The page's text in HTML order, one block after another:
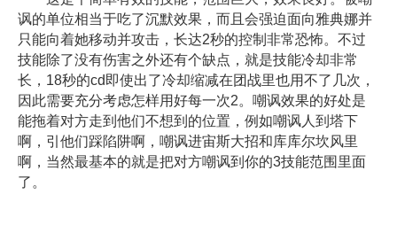
讽的单位相当于吃了沉默效果，而且会强迫面向雅典娜并
只能向着她移动并攻击，长达2秒的控制非常恐怖。不过
技能除了没有伤害之外还有个缺点，就是技能冷却非常
长，18秒的cd即使出了冷却缩减在团战里也用不了几次，
因此需要充分考虑怎样用好每一次2。嘲讽效果的好处是
能拖着对方走到他们不想到的位置，例如嘲讽人到塔下
啊，引他们踩陷阱啊，嘲讽进宙斯大招和库库尔坎风里
啊，当然最基本的就是把对方嘲讽到你的3技能范围里面
了。